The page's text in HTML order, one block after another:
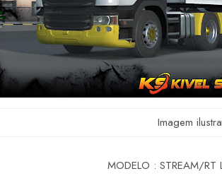
Imagem
MODELO : STREAM/RT